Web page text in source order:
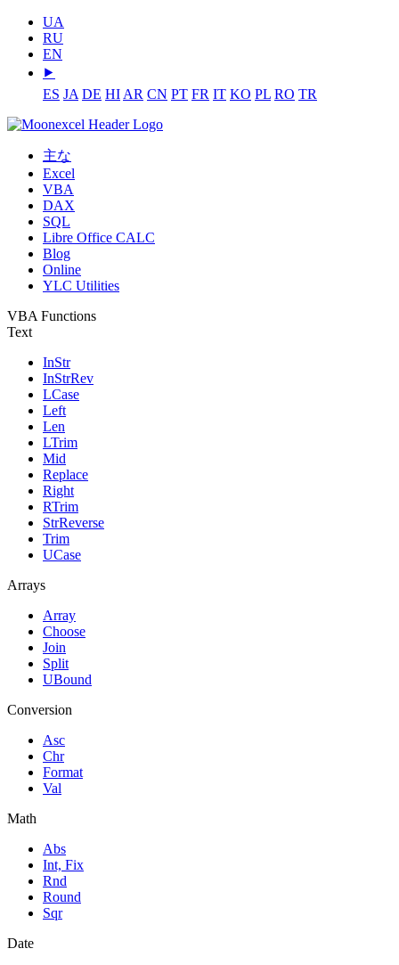
UA
RU
EN
⯈
ES JA DE HI AR CN PT FR IT KO PL RO TR
主な
Excel
VBA
DAX
SQL
Libre Office CALC
Blog
Online
YLC Utilities
VBA Functions
Text
InStr
InStrRev
LCase
Left
Len
LTrim
Mid
Replace
Right
RTrim
StrReverse
Trim
UCase
Arrays
Array
Choose
Join
Split
UBound
Conversion
Asc
Chr
Format
Val
Math
Abs
Int, Fix
Rnd
Round
Sqr
Date